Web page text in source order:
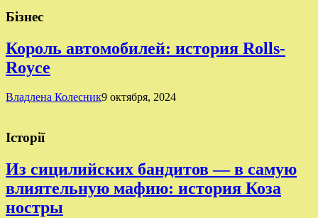
Бізнес
Король автомобилей: история Rolls-
Royce
Владлена Колесник9 октября, 2024
Історії
Из сицилийских бандитов — в самую
влиятельную мафию: история Коза
ностры